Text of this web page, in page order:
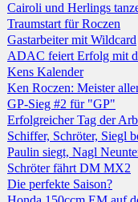
Cairoli und Herlings
Traumstart für Roczen
Gastarbeiter mit Wildcard
ADAC feiert Erfolg mit
Kens Kalender
Ken Roczen: Meister
GP-Sieg #2 für "GP"
Erfolgreicher Tag der
Schiffer, Schröter, Siegl
Paulin siegt, Nagl
Schröter fährt DM MX2
Die perfekte Saison?